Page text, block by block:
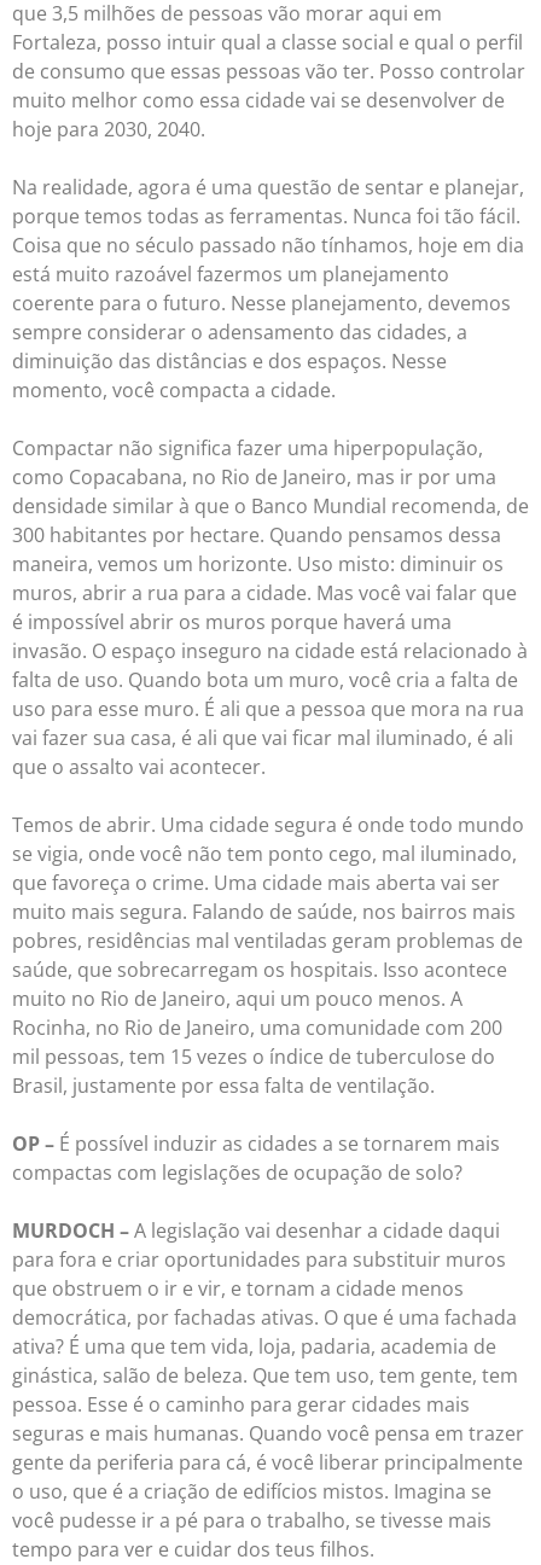
que 3,5 milhões de pessoas vão morar aqui em
Fortaleza, posso intuir qual a classe social e qual o perfil
de consumo que essas pessoas vão ter. Posso controlar
muito melhor como essa cidade vai se desenvolver de
hoje para 2030, 2040.
Na realidade, agora é uma questão de sentar e planejar,
porque temos todas as ferramentas. Nunca foi tão fácil.
Coisa que no século passado não tínhamos, hoje em dia
está muito razoável fazermos um planejamento
coerente para o futuro. Nesse planejamento, devemos
sempre considerar o adensamento das cidades, a
diminuição das distâncias e dos espaços. Nesse
momento, você compacta a cidade.
Compactar não significa fazer uma hiperpopulação,
como Copacabana, no Rio de Janeiro, mas ir por uma
densidade similar à que o Banco Mundial recomenda, de
300 habitantes por hectare. Quando pensamos dessa
maneira, vemos um horizonte. Uso misto: diminuir os
muros, abrir a rua para a cidade. Mas você vai falar que
é impossível abrir os muros porque haverá uma
invasão. O espaço inseguro na cidade está relacionado à
falta de uso. Quando bota um muro, você cria a falta de
uso para esse muro. É ali que a pessoa que mora na rua
vai fazer sua casa, é ali que vai ficar mal iluminado, é ali
que o assalto vai acontecer.
Temos de abrir. Uma cidade segura é onde todo mundo
se vigia, onde você não tem ponto cego, mal iluminado,
que favoreça o crime. Uma cidade mais aberta vai ser
muito mais segura. Falando de saúde, nos bairros mais
pobres, residências mal ventiladas geram problemas de
saúde, que sobrecarregam os hospitais. Isso acontece
muito no Rio de Janeiro, aqui um pouco menos. A
Rocinha, no Rio de Janeiro, uma comunidade com 200
mil pessoas, tem 15 vezes o índice de tuberculose do
Brasil, justamente por essa falta de ventilação.
OP – É possível induzir as cidades a se tornarem mais
compactas com legislações de ocupação de solo?
MURDOCH –A legislação vai desenhar a cidade daqui
para fora e criar oportunidades para substituir muros
que obstruem o ir e vir, e tornam a cidade menos
democrática, por fachadas ativas. O que é uma fachada
ativa? É uma que tem vida, loja, padaria, academia de
ginástica, salão de beleza. Que tem uso, tem gente, tem
pessoa. Esse é o caminho para gerar cidades mais
seguras e mais humanas. Quando você pensa em trazer
gente da periferia para cá, é você liberar principalmente
o uso, que é a criação de edifícios mistos. Imagina se
você pudesse ir a pé para o trabalho, se tivesse mais
tempo para ver e cuidar dos teus filhos.